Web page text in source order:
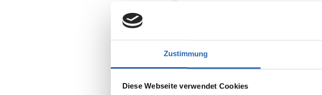
Zustimmung
Diese Webseite verwendet Cookies